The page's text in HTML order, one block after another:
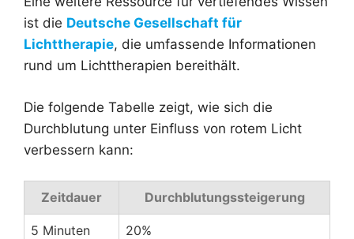
ist die Deutsche Gesellschaft für
Lichttherapie, die umfassende Informationen
rund um Lichttherapien bereithält.
Die folgende Tabelle zeigt, wie sich die
Durchblutung unter Einfluss von rotem Licht
verbessern kann:
Zeitdauer Durchblutungssteigerung
5 Minuten 20%